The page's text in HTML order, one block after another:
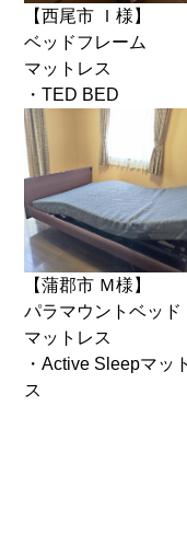
【西尾市 Ｉ様】
ベッドフレーム
マットレス
・TED BED
【蒲郡市 Ｍ様】
パラマウントベッド
マットレス
・Active Sleepマッ
ス